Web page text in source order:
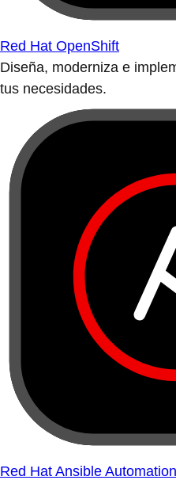
Red Hat OpenShift
Diseña, moderniza e
tus necesidades.
Red Hat Ansible